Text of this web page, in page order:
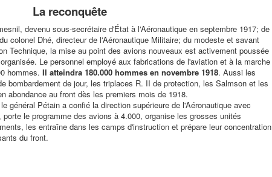
La reconquête
devenu sous-secrétaire d'État à l'Aéronautique en septembre 1917; de
colonel Dhé, directeur de l'Aéronautique Militaire; du modeste et savant
Technique, la mise au point des avions nouveaux est activement poussée
Le personnel employé aux fabrications de l'aviation et à la marche
hommes. Il atteindra 180.000 hommes en novembre 1918. Aussi les
bombardement de jour, les triplaces R. II de protection, les Salmson et les
abondance au front dès les premiers mois de 1918.
général Pétain a confié la direction supérieure de l'Aéronautique avec
le programme des avions à 4.000, organise les grosses unités
les entraîne dans les camps d'instruction et prépare leur concentration
du front.